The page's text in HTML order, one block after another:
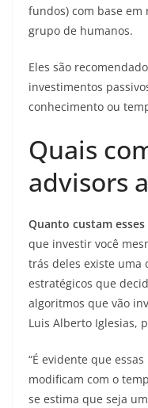
fundos) com base
grupo de humanos.
Eles são
investimentos
conhecimento ou
Quais
advisors
Quanto custam esses
que investir você
trás deles existe uma
estratégicos que
algoritmos que vão
Luis Alberto Iglesias,
“É evidente que
modificam com o
se estima que seja